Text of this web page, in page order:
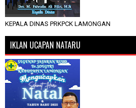
KEPALA DINAS PRKPCK LAMONGAN
IKLAN UCAPAN NATARU